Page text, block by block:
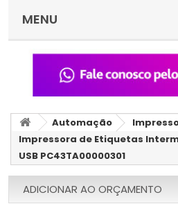
MENU
Automação
Impressora de Etiquetas
USB PC43TA00000301
ADICIONAR AO ORÇAMENTO